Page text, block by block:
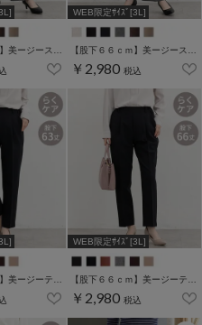
WEB限定ｻｲｽﾞ[3L]
￥2,980 税込
WEB限定ｻｲｽﾞ[3L]
￥2,980 税込